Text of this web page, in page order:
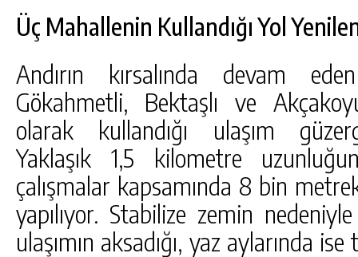
Üç Mahallenin Kullandığı Yol
Andırın kırsalında devam
Gökahmetli, Bektaşlı ve
olarak kullandığı ulaşım
Yaklaşık 1,5 kilometre
çalışmalar kapsamında 8 bin
yapılıyor. Stabilize zemin
ulaşımın aksadığı, yaz aylarında